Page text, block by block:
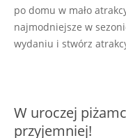
po domu w mało
najmodniejsze w
wydaniu i stwórz
W uroczej
przyjemniej!